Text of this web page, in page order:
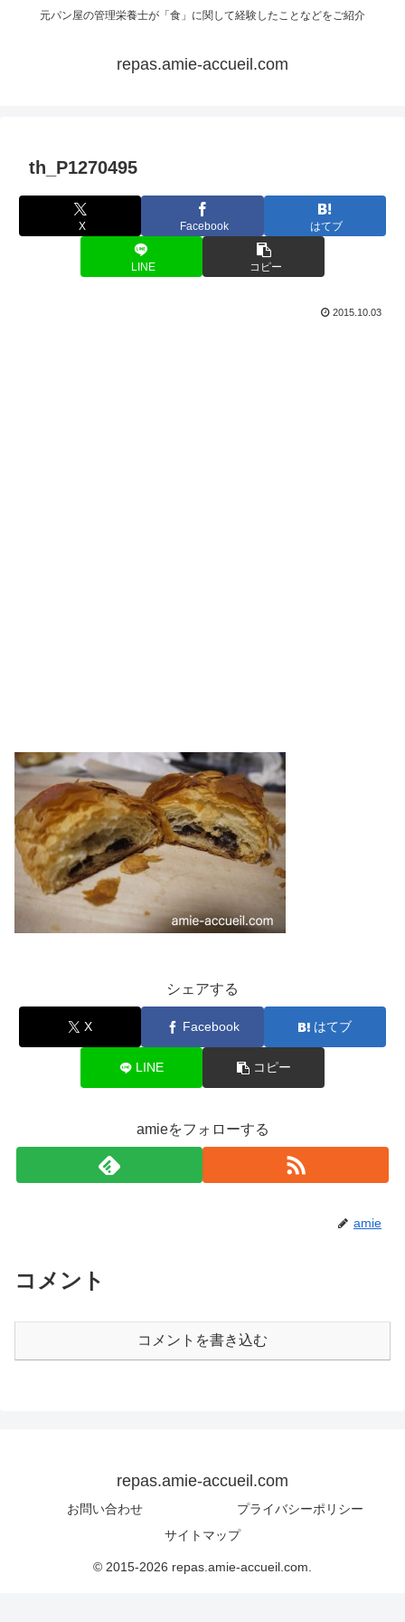
元パン屋の管理栄養士が「食」に関して経験したことなどをご紹介
repas.amie-accueil.com
th_P1270495
X Facebook はてブ
LINE コピー
2015.10.03
シェアする
X Facebook はてブ
LINE コピー
amieをフォローする
amie
コメント
コメントを書き込む
repas.amie-accueil.com
お問い合わせ
プライバシーポリシー
サイトマップ
© 2015-2026 repas.amie-accueil.com.